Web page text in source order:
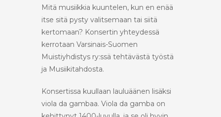
Mitä musiikkia kuuntelen, kun en enää
itse sitä pysty valitsemaan tai siitä
kertomaan? Konsertin yhteydessä
kerrotaan Varsinais-Suomen
Muistiyhdistys ry:ssä tehtävästä työstä
ja Musiikitahdosta.
Konsertissa kuullaan lauluäänen lisäksi
viola da gambaa. Viola da gamba on